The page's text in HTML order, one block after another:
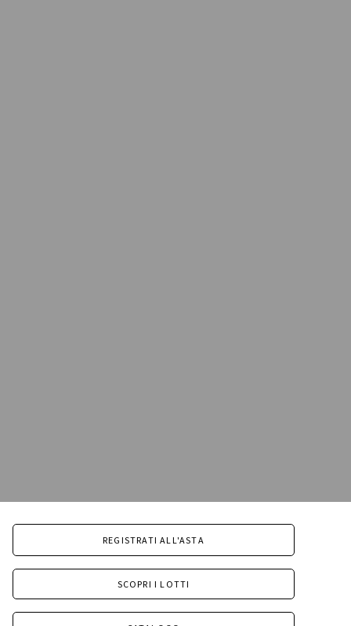
REGISTRATI ALL'ASTA
SCOPRI I LOTTI